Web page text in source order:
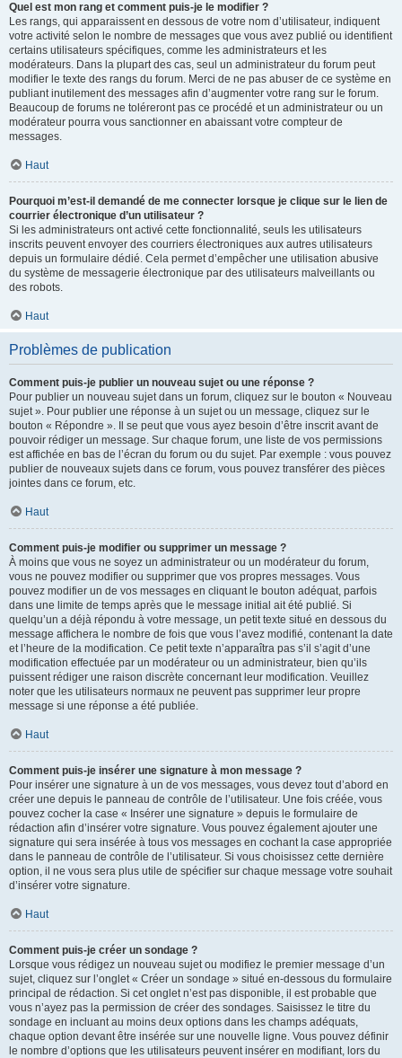
Quel est mon rang et comment puis-je le modifier ?
Les rangs, qui apparaissent en dessous de votre nom d’utilisateur, indiquent
votre activité selon le nombre de messages que vous avez publié ou identifient
certains utilisateurs spécifiques, comme les administrateurs et les
modérateurs. Dans la plupart des cas, seul un administrateur du forum peut
modifier le texte des rangs du forum. Merci de ne pas abuser de ce système en
publiant inutilement des messages afin d’augmenter votre rang sur le forum.
Beaucoup de forums ne toléreront pas ce procédé et un administrateur ou un
modérateur pourra vous sanctionner en abaissant votre compteur de
messages.
Haut
Pourquoi m’est-il demandé de me connecter lorsque je clique sur le lien de
courrier électronique d’un utilisateur ?
Si les administrateurs ont activé cette fonctionnalité, seuls les utilisateurs
inscrits peuvent envoyer des courriers électroniques aux autres utilisateurs
depuis un formulaire dédié. Cela permet d’empêcher une utilisation abusive
du système de messagerie électronique par des utilisateurs malveillants ou
des robots.
Haut
Problèmes de publication
Comment puis-je publier un nouveau sujet ou une réponse ?
Pour publier un nouveau sujet dans un forum, cliquez sur le bouton « Nouveau
sujet ». Pour publier une réponse à un sujet ou un message, cliquez sur le
bouton « Répondre ». Il se peut que vous ayez besoin d’être inscrit avant de
pouvoir rédiger un message. Sur chaque forum, une liste de vos permissions
est affichée en bas de l’écran du forum ou du sujet. Par exemple : vous pouvez
publier de nouveaux sujets dans ce forum, vous pouvez transférer des pièces
jointes dans ce forum, etc.
Haut
Comment puis-je modifier ou supprimer un message ?
À moins que vous ne soyez un administrateur ou un modérateur du forum,
vous ne pouvez modifier ou supprimer que vos propres messages. Vous
pouvez modifier un de vos messages en cliquant le bouton adéquat, parfois
dans une limite de temps après que le message initial ait été publié. Si
quelqu’un a déjà répondu à votre message, un petit texte situé en dessous du
message affichera le nombre de fois que vous l’avez modifié, contenant la date
et l’heure de la modification. Ce petit texte n’apparaîtra pas s’il s’agit d’une
modification effectuée par un modérateur ou un administrateur, bien qu’ils
puissent rédiger une raison discrète concernant leur modification. Veuillez
noter que les utilisateurs normaux ne peuvent pas supprimer leur propre
message si une réponse a été publiée.
Haut
Comment puis-je insérer une signature à mon message ?
Pour insérer une signature à un de vos messages, vous devez tout d’abord en
créer une depuis le panneau de contrôle de l’utilisateur. Une fois créée, vous
pouvez cocher la case « Insérer une signature » depuis le formulaire de
rédaction afin d’insérer votre signature. Vous pouvez également ajouter une
signature qui sera insérée à tous vos messages en cochant la case appropriée
dans le panneau de contrôle de l’utilisateur. Si vous choisissez cette dernière
option, il ne vous sera plus utile de spécifier sur chaque message votre souhait
d’insérer votre signature.
Haut
Comment puis-je créer un sondage ?
Lorsque vous rédigez un nouveau sujet ou modifiez le premier message d’un
sujet, cliquez sur l’onglet « Créer un sondage » situé en-dessous du formulaire
principal de rédaction. Si cet onglet n’est pas disponible, il est probable que
vous n’ayez pas la permission de créer des sondages. Saisissez le titre du
sondage en incluant au moins deux options dans les champs adéquats,
chaque option devant être insérée sur une nouvelle ligne. Vous pouvez définir
le nombre d’options que les utilisateurs peuvent insérer en modifiant, lors du